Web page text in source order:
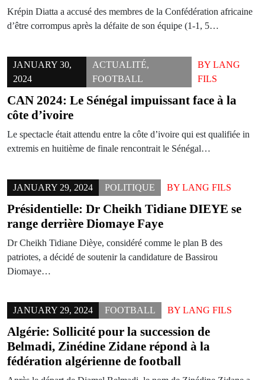
Krépin Diatta a accusé des membres de la Confédération africaine
d’être corrompus après la défaite de son équipe (1-1, 5…
JANUARY 30,
2024
ACTUALITÉ,
FOOTBALL
BY LANG
FILS
CAN 2024: Le Sénégal impuissant face à la
côte d’ivoire
Le spectacle était attendu entre la côte d’ivoire qui est qualifiée in
extremis en huitième de finale rencontrait le Sénégal…
JANUARY 29, 2024 POLITIQUE BY LANG FILS
Présidentielle: Dr Cheikh Tidiane DIEYE se
range derrière Diomaye Faye
Dr Cheikh Tidiane Dièye, considéré comme le plan B des
patriotes, a décidé de soutenir la candidature de Bassirou
Diomaye…
JANUARY 29, 2024 FOOTBALL BY LANG FILS
Algérie: Sollicité pour la succession de
Belmadi, Zinédine Zidane répond à la
fédération algérienne de football